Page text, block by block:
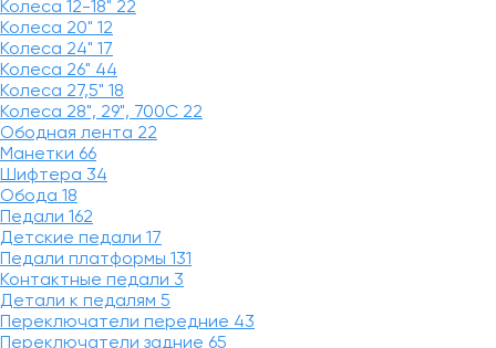
Колеса 12-18" 22
Колеса 20" 12
Колеса 24" 17
Колеса 26" 44
Колеса 27,5" 18
Колеса 28", 29", 700С 22
Ободная лента 22
Манетки 66
Шифтера 34
Обода 18
Педали 162
Детские педали 17
Педали платформы 131
Контактные педали 3
Детали к педалям 5
Переключатели передние 43
Переключатели задние 65